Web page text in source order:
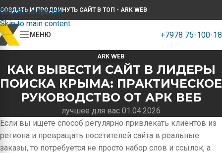
Skip to navigation
Skip to main content
СОЗДАТЬ И ПРОДВИНУТЬ САЙТ В ТОП - ARK WEB
МЕНЮ +7978 75-100-18
ARK WEB
КАК ВЫВЕСТИ САЙТ В ЛИДЕРЫ
ПОИСКА КРЫМА: ПРАКТИЧЕСКОЕ
РУКОВОДСТВО ОТ АРК ВЕБ
лучшее для вас 01.04.2026
Если вы ищете способ регулярно привлекать клиентов из
региона и превращать посетителей сайта в реальные
заказы, то потребуется не просто набор слов и ссылок, а